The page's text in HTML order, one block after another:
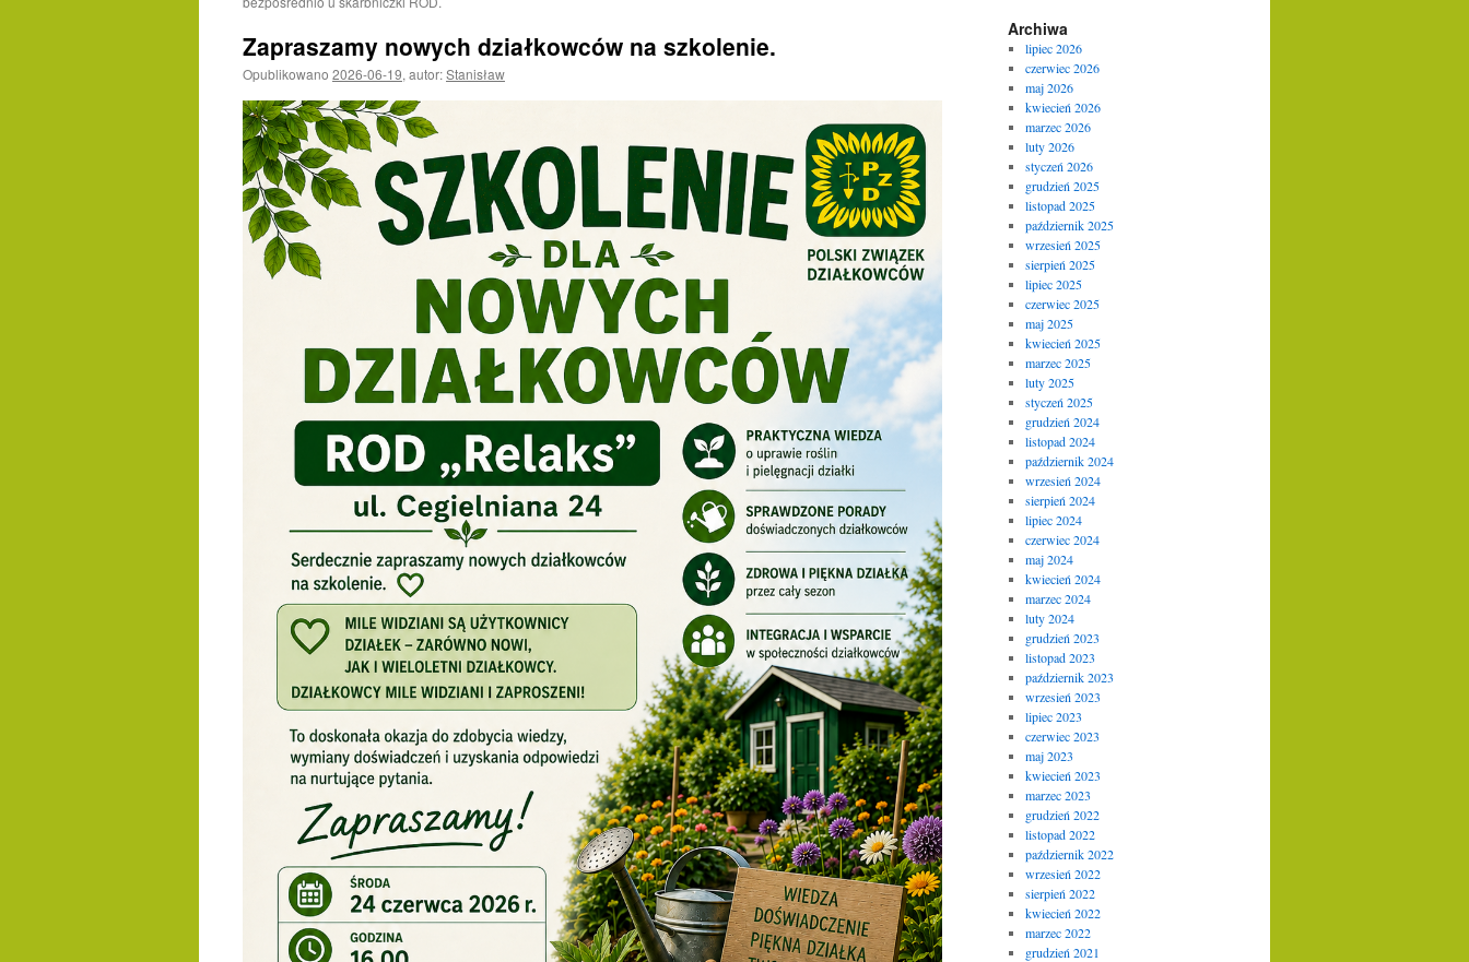
Zapraszamy nowych działkowców na szkolenie.
Opublikowano 2026-06-19, autor:Stanisław
Archiwa
lipiec 2026
czerwiec 2026
maj 2026
kwiecień 2026
marzec 2026
luty 2026
styczeń 2026
grudzień 2025
listopad 2025
październik 2025
wrzesień 2025
sierpień 2025
lipiec 2025
czerwiec 2025
maj 2025
kwiecień 2025
marzec 2025
luty 2025
styczeń 2025
grudzień 2024
listopad 2024
październik 2024
wrzesień 2024
sierpień 2024
lipiec 2024
czerwiec 2024
maj 2024
kwiecień 2024
marzec 2024
luty 2024
grudzień 2023
listopad 2023
październik 2023
wrzesień 2023
lipiec 2023
czerwiec 2023
maj 2023
kwiecień 2023
marzec 2023
grudzień 2022
listopad 2022
październik 2022
wrzesień 2022
sierpień 2022
kwiecień 2022
marzec 2022
grudzień 2021